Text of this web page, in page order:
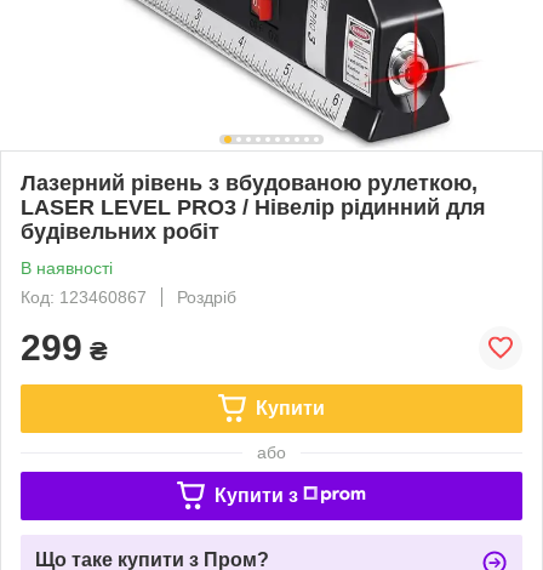
Лазерний рівень з вбудованою рулеткою,
LASER LEVEL PRO3 / Нівелір рідинний для
будівельних робіт
В наявності
Код: 123460867
Роздріб
299 ₴
Купити
або
Купити з
Що таке купити з Пром?